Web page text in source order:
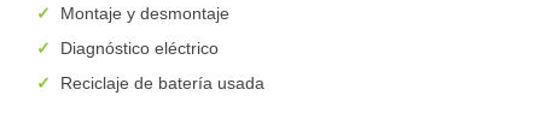
✓
Montaje y desmontaje
✓
Diagnóstico eléctrico
✓
Reciclaje de batería usada